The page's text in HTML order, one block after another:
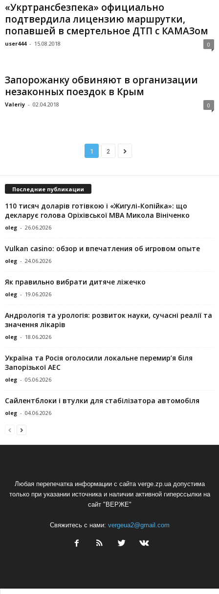
«Укртрансбезпека» официально
подтвердила лицензию маршрутки,
попавшей в смертельное ДТП с КАМАЗом
user444 - 15.08.2018 0
Запорожанку обвиняют в организации
незаконных поездок в Крым
Valeriy - 02.04.2018 0
1 2
Последние публикации
110 тисяч доларів готівкою і «Жигулі-Копійка»: що
декларує голова Оріхівської МВА Микола Вініченко
oleg - 26.06.2026
Vulkan casino: обзор и впечатления об игровом опыте
oleg - 24.06.2026
Як правильно вибрати дитяче ліжечко
oleg - 19.06.2026
Андрологія та урологія: розвиток науки, сучасні реалії та
значення лікарів
oleg - 18.06.2026
Україна та Росія оголосили локальне перемир’я біля
Запорізької АЕС
oleg - 05.06.2026
Сайлентблоки і втулки для стабілізатора автомобіля
oleg - 04.06.2026
Любая перепечатка информации с сайта verge.zp.ua допустима
только при указании источника и наличии активной гиперссылки на
сайт "ВЕРЖЕ"
Свяжитесь с нами: vergeua2@gmail.com